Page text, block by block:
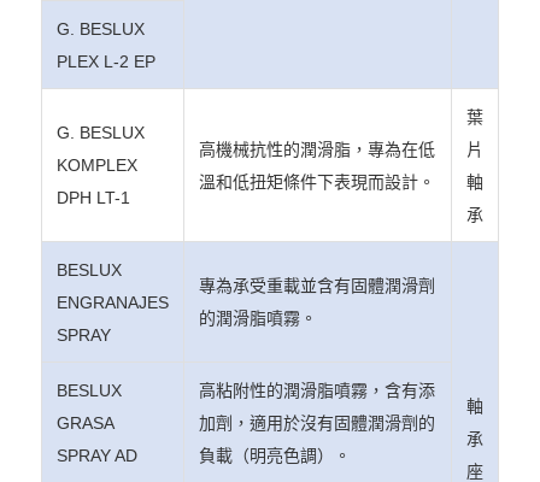
G. BESLUX
PLEX L-2 EP
G. BESLUX
KOMPLEX
DPH LT-1
高機械抗性的潤滑脂，專為在低
溫和低扭矩條件下表現而設計。
葉
片
軸
承
BESLUX
ENGRANAJES
SPRAY
專為承受重載並含有固體潤滑劑
的潤滑脂噴霧。
軸
承
座
BESLUX
GRASA
SPRAY AD
高粘附性的潤滑脂噴霧，含有添
加劑，適用於沒有固體潤滑劑的
負載（明亮色調）。